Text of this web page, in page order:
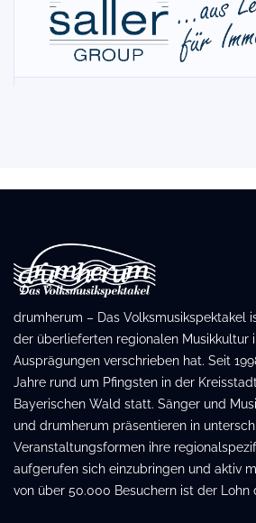
drumherum – Das Volksmusikspektakel
der überlieferten regionalen Musikkultur
Ausprägungen verschrieben hat. Seit
Jahre rund um Pfingsten in der
Bayerischen Wald statt. Sänger und
und drumherum präsentieren in
Veranstaltungsformen ihre
aufgerufen sich einzubringen und aktiv
von über 50.000 Besuchern ist der Lohn